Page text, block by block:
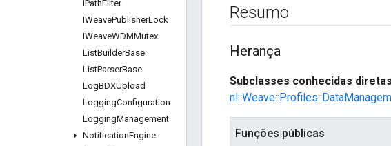
IPathFilter
IWeavePublisherLock
IWeaveWDMMutex
ListBuilderBase
ListParserBase
LogBDXUpload
LoggingConfiguration
LoggingManagement
NotificationEngine
Resumo
Herança
Subclasses conhecidas
Funções públicas